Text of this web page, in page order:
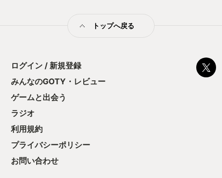
う気持ちを揺る
後の報酬で「こ
ちゃうじゃぁん
トップへ戻る
ログイン / 新規登録
みんなのGOTY・レビュー
ゲームと出会う
ラジオ
利用規約
プライバシーポリシー
お問い合わせ